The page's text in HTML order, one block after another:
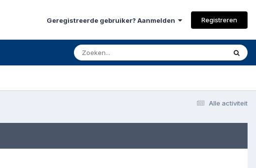
Geregistreerde gebruiker? Aanmelden Registreren
Alle activiteit